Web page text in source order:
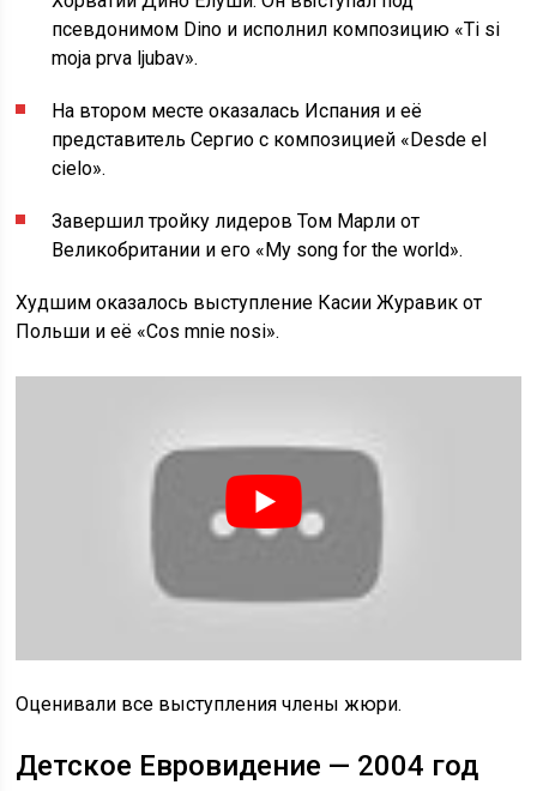
псевдонимом Dino и исполнил композицию «Ti si
moja prva ljubav».
На втором месте оказалась Испания и её
представитель Сергио с композицией «Desde el
cielo».
Завершил тройку лидеров Том Марли от
Великобритании и его «My song for the world».
Худшим оказалось выступление Касии Журавик от
Польши и её «Cos mnie nosi».
Оценивали все выступления члены жюри.
Детское Евровидение — 2004 год